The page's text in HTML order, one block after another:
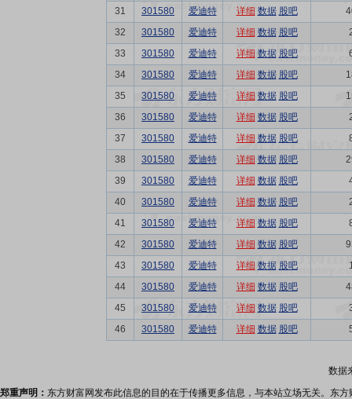
31
301580 爱迪特 详细 数据 股吧
32
301580 爱迪特 详细 数据 股吧
33
301580 爱迪特 详细 数据 股吧
34
301580 爱迪特 详细 数据 股吧
35
301580 爱迪特 详细 数据 股吧
36
301580 爱迪特 详细 数据 股吧
37
301580 爱迪特 详细 数据 股吧
38
301580 爱迪特 详细 数据 股吧
39
301580 爱迪特 详细 数据 股吧
40
301580 爱迪特 详细 数据 股吧
41
301580 爱迪特 详细 数据 股吧
42
301580 爱迪特 详细 数据 股吧
43
301580 爱迪特 详细 数据 股吧
44
301580 爱迪特 详细 数据 股吧
45
301580 爱迪特 详细 数据 股吧
46
301580 爱迪特 详细 数据 股吧
数据
郑重声明： 东方财富网发布此信息的目的在于传播更多信息，与本站立场无关。东